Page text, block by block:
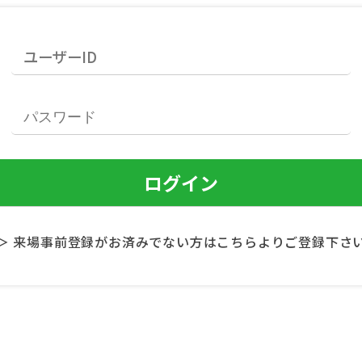
来場事前登録がお済みでない方はこちらよりご登録下さ